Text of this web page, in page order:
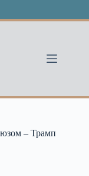
– Трамп